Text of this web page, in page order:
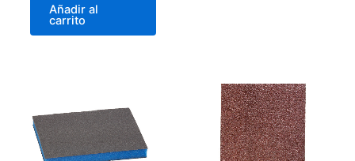
Añadir al
carrito